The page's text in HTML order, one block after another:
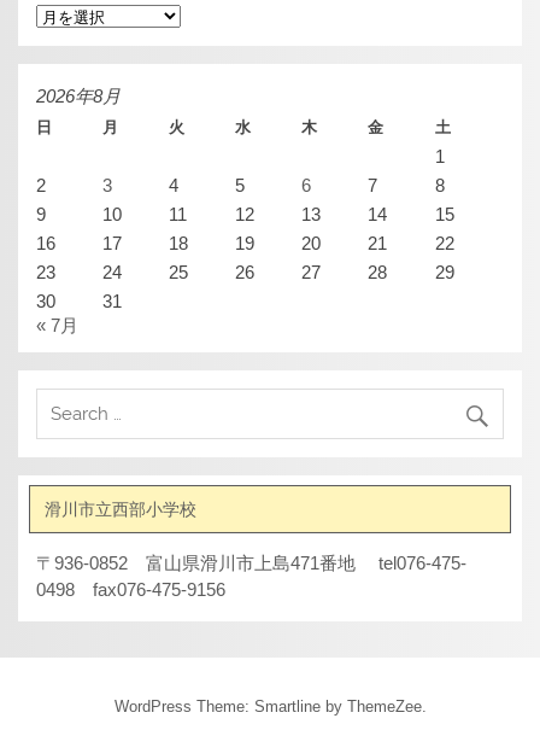
ア
ー
カ
イ
ブ
2026年8月
日 月 火 水 木 金 土
1
2
3 4 5 6 7
8
9
10 11 12 13 14
15
16
17 18 19 20 21
22
23
24 25 26 27 28
29
30
31
« 7月
滑川市立西部小学校
〒936-0852 富山県滑川市上島471番地 tel076-475-
0498 fax076-475-9156
WordPress Theme: Smartline by ThemeZee.